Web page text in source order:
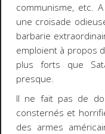
communisme, etc.
une croisade
barbarie
emploient à propos
plus forts que
presque.
Il ne fait pas de
consternés et
des armes